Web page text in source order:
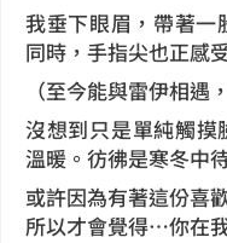
我垂下眼眉，帶著一
同時，手指尖也正感
（至今能與雷伊相遇
沒想到只是單純觸
溫暖。彷彿是寒冬中
或許因為有著這份
所以才會覺得…你在